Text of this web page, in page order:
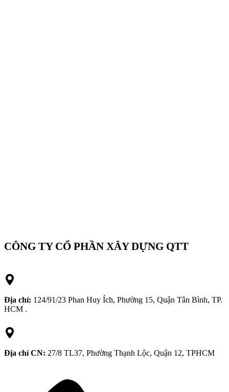
CÔNG TY CỔ PHẦN XÂY DỰNG QTT
Địa chỉ: 124/91/23 Phan Huy Ích, Phường 15, Quận Tân Bình, TP.
HCM .
Địa chỉ CN: 27/8 TL37, Phường Thạnh Lộc, Quận 12, TPHCM